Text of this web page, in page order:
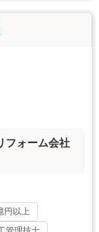
フォーム会社
円以上